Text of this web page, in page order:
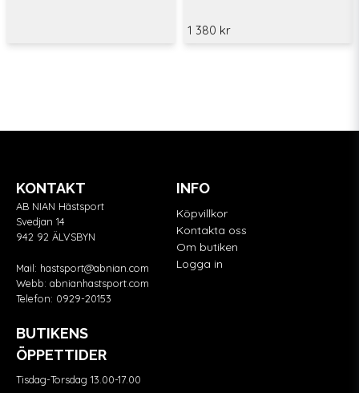
1 380 kr
KONTAKT
AB NIAN Hästsport
Svedjan 14
942 92 ÄLVSBYN
Mail: hastsport@abnian.com
Webb: abnianhastsport.com
Telefon: 0929-20153
BUTIKENS
ÖPPETTIDER
Tisdag-Torsdag 13.00-17.00
INFO
Köpvillkor
Kontakta oss
Om butiken
Logga in